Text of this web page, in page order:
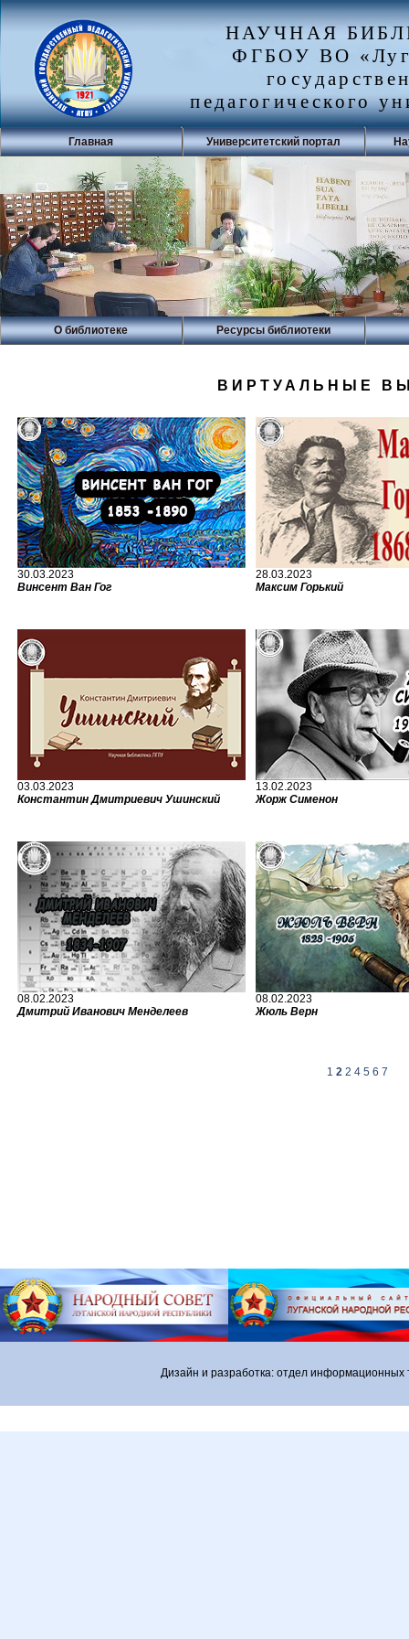
НАУЧНАЯ
ФГБОУ ВО
педагогического
Главная Университетский портал
О библиотеке Ресурсы библиотеки
ВИРТУАЛЬНЫЕ
30.03.2023
Винсент Ван Гог
28.03.2023
Максим Горький
03.03.2023
Константин Дмитриевич Ушинский
13.02.2023
Жорж Сименон
08.02.2023
Дмитрий Иванович Менделеев
08.02.2023
Жюль Верн
12 2 4 5 6 7
Дизайн и разработка: отдел информационных